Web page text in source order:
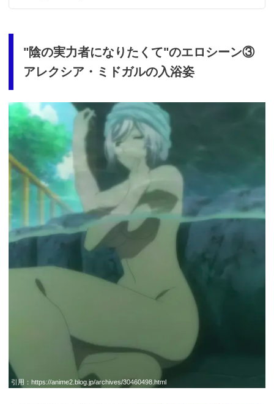
ないのエロシーンについて詳しく解説します！
"陰の実力者になりたくて"のエロシーン③
アレクシア・ミドガルの入浴姿
引用： https://anime2.blog.jp/archives/30460498.html